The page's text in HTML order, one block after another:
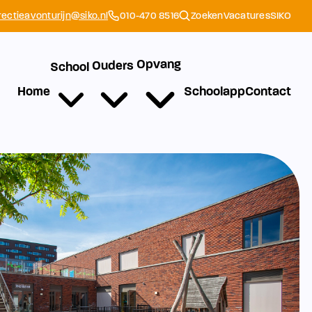
010-470 8516 ZoekenVacaturesSIKO
Home
School Ouders Opvang
SchoolappContact